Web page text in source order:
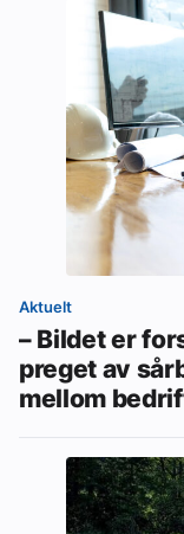
Aktuelt
– Bildet er
preget av
mellom